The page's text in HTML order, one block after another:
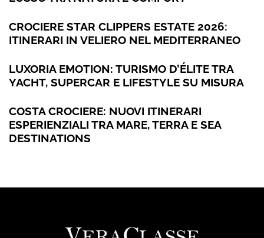
CROCIERE STAR CLIPPERS ESTATE 2026:
ITINERARI IN VELIERO NEL MEDITERRANEO
LUXORIA EMOTION: TURISMO D’ÉLITE TRA
YACHT, SUPERCAR E LIFESTYLE SU MISURA
COSTA CROCIERE: NUOVI ITINERARI
ESPERIENZIALI TRA MARE, TERRA E SEA
DESTINATIONS